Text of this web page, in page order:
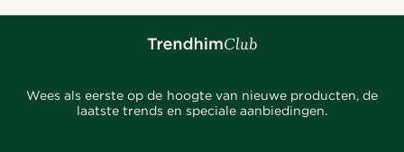
Wees als eerste op de hoogte van nieuwe producten, de
laatste trends en speciale aanbiedingen.